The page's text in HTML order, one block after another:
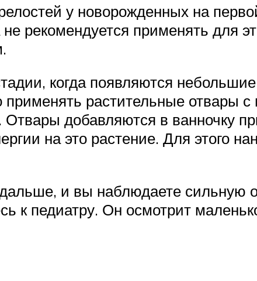
у новорожденных на
рекомендуется применять для
когда появляются
растительные отвары
Отвары добавляются в ванночку
на это растение. Для этого
и вы наблюдаете сильную
к педиатру. Он осмотрит